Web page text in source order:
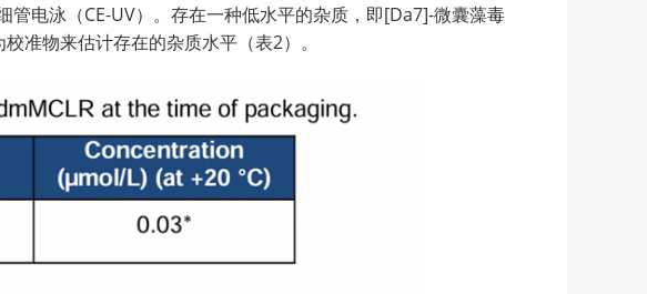
管电泳（CE-UV）。存在一种低水平的杂质，即[Da7]-微囊藻毒
准物来估计存在的杂质水平（表2）。